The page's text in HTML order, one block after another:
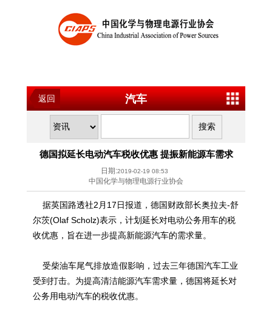
返回 汽车
德国拟延长电动汽车税收优惠 提振新能源车需求
日期:2019-02-19 08:53
中国化学与物理电源行业协会
据英国路透社2月17日报道，德国财政部长奥拉夫-舒
尔茨(Olaf Scholz)表示，计划延长对电动公务用车的税
收优惠，旨在进一步提高新能源汽车的需求量。
受柴油车尾气排放造假影响，过去三年德国汽车工业
受到打击。为提高清洁能源汽车需求量，德国将延长对
公务用电动汽车的税收优惠。